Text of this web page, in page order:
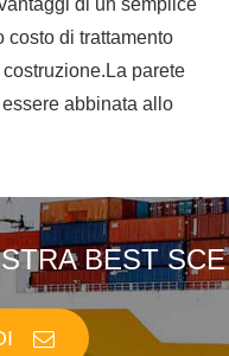
di un semplice
costo di trattamento
parete
abbinata allo
BEST SCE